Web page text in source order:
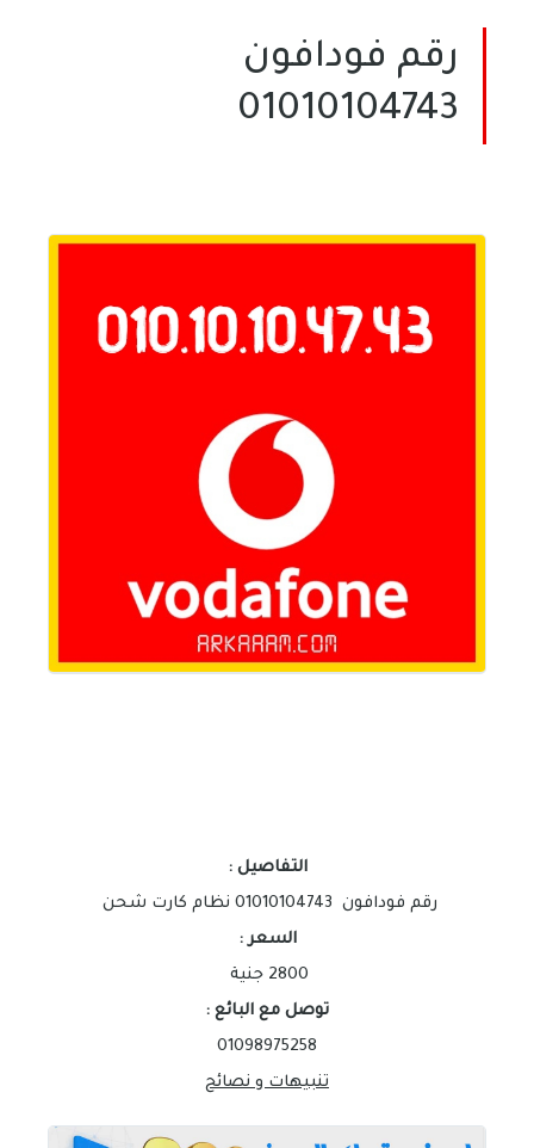
رقم فودافون
01010104743
التفاصيل :
رقم فودافون 01010104743 نظام كارت شحن
السعر :
2800 جنية
توصل مع البائع :
01098975258
تنبيهات و نصائح